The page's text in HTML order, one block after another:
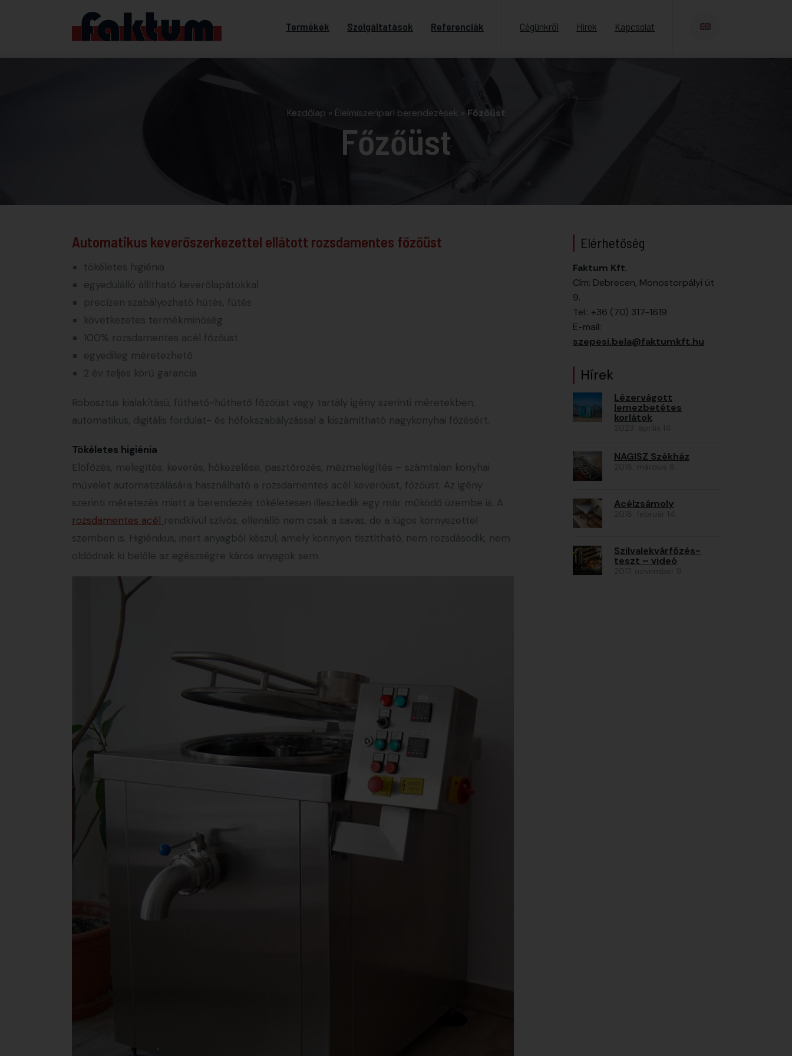
Cégünkről Hírek Kapcsolat
Termékek Szolgáltatások Referenciák
Kezdőlap » Élelmiszeripari berendezések » Főzőüst
Főzőüst
Automatikus keverőszerkezettel ellátott rozsdamentes főzőüst
tökéletes higiénia
egyedülálló állítható keverőlapátokkal
precízen szabályozható hűtés, fűtés
következetes termékminőség
100% rozsdamentes acél főzőüst
egyedileg méretezhető
2 év teljes körű garancia
Robosztus kialakítású, fűthető-hűthető főzőüst vagy tartály igény szerinti méretekben,
automatikus, digitális fordulat- és hőfokszabályzással a kiszámítható nagykonyhai főzésért.
Tökéletes higiénia
Előfőzés, melegítés, keverés, hőkezelése, pasztőrözés, mézmelegítés – számtalan konyhai
művelet automatizálására használható a rozsdamentes acél keverőüst, főzőüst. Az igény
szerinti méretezés miatt a berendezés tökéletesen illeszkedik egy már működő üzembe is. A
rozsdamentes acél rendkívül szívós, ellenálló nem csak a savas, de a lúgos környezettel
szemben is. Higiénikus, inert anyagból készül, amely könnyen tisztítható, nem rozsdásodik, nem
oldódnak ki belőle az egészségre káros anyagok sem.
Elérhetőség
Faktum Kft.
Cím: Debrecen, Monostorpályi út
9.
Tel.: +36 (70) 317-1619
E-mail:
szepesi.bela@faktumkft.hu
Hírek
Lézervágott
lemezbetétes
korlátok
NAGISZ Székház
Acélzsámoly
Szilvalekvárfőzés-
teszt – videó